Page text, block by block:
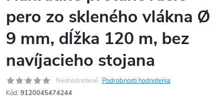
pero zo skleného vlákna Ø
9 mm, dĺžka 120 m, bez
navíjacieho stojana
Neohodnotené Podrobnosti hodnotenia
Kód: 9120045474244